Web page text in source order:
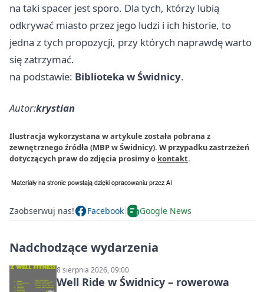
na taki spacer jest sporo. Dla tych, którzy lubią
odkrywać miasto przez jego ludzi i ich historie, to
jedna z tych propozycji, przy których naprawdę warto
się zatrzymać.
na podstawie: Biblioteka w Świdnicy.
Autor:krystian
Ilustracja wykorzystana w artykule została pobrana z
zewnętrznego źródła (MBP w Świdnicy). W przypadku zastrzeżeń
dotyczących praw do zdjęcia prosimy o kontakt.
Zaobserwuj nas! Facebook Google News
Nadchodzące wydarzenia
8 sierpnia 2026, 09:00
Well Ride w Świdnicy – rowerowa